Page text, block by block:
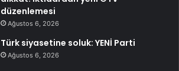
düzenlemesi
Ağustos 6, 2026
Türk siyasetine soluk: YENİ Parti
Ağustos 6, 2026